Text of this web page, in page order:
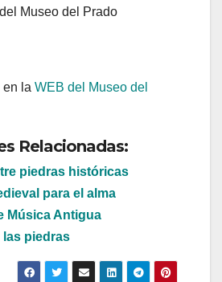
Museo del Prado
en la WEB del Museo del
Relacionadas:
piedras históricas
para el alma
Música Antigua
las piedras